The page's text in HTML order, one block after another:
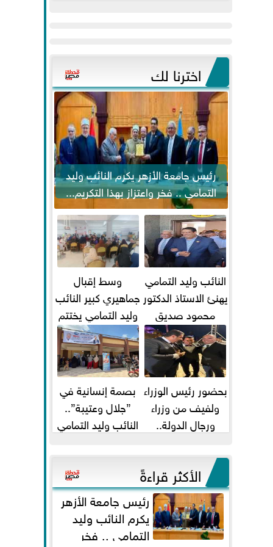
اخترنا لك
رئيس جامعة الأزهر يكرم النائب وليد
التمامي .. فخر واعتزاز بهذا التكريم...
النائب وليد التمامي
يهنئ الاستاذ الدكتور
محمود صديق
تكليفة قائم باعمال
...
وسط إقبال
جماهيري كبير النائب
وليد التمامي يختتم
أضخم قافلة طبية
مجانية...
بحضور رئيس الوزراء
ولفيف من وزراء
ورجال الدولة..
ومحمد...
بصمة إنسانية في
”جلال وعتيبة”..
النائب وليد التمامي
شيحة يداويان...
الأكثر قراءةً
رئيس جامعة الأزهر
يكرم النائب وليد
التمامي .. فخر